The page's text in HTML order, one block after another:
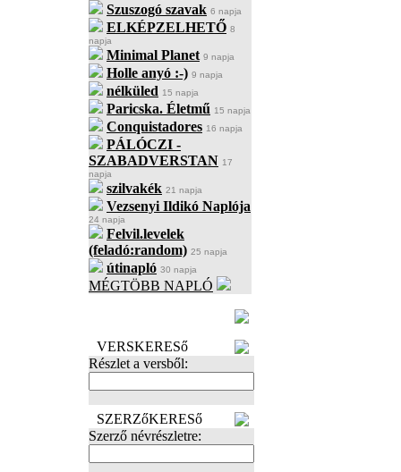
Szuszogó szavak 6 napja
ELKÉPZELHETŐ 8
napja
Minimal Planet 9 napja
Holle anyó :-) 9 napja
nélküled 15 napja
Paricska. Életmű 15 napja
Conquistadores 16 napja
PÁLÓCZI -
SZABADVERSTAN 17
napja
szilvakék 21 napja
Vezsenyi Ildikó Naplója
24 napja
Felvil.levelek
(feladó:random) 25 napja
útinapló 30 napja
MÉGTÖBB NAPLÓ
VERSKERESő
Részlet a versből:
SZERZőKERESő
Szerző névrészletre: